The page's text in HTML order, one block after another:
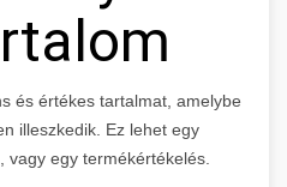
és értékes tartalmat, amelybe
illeszkedik. Ez lehet egy
vagy egy termékértékelés.